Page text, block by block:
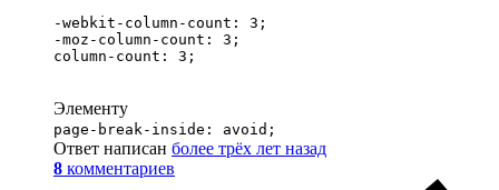
-webkit-column-count: 3;
-moz-column-count: 3;
column-count: 3;
Элементу
page-break-inside: avoid;
Ответ написан более трёх лет назад
8 комментариев